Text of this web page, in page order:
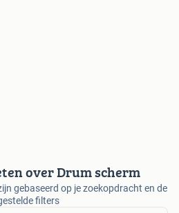
over Drum scherm
gebaseerd op je zoekopdracht en de
filters